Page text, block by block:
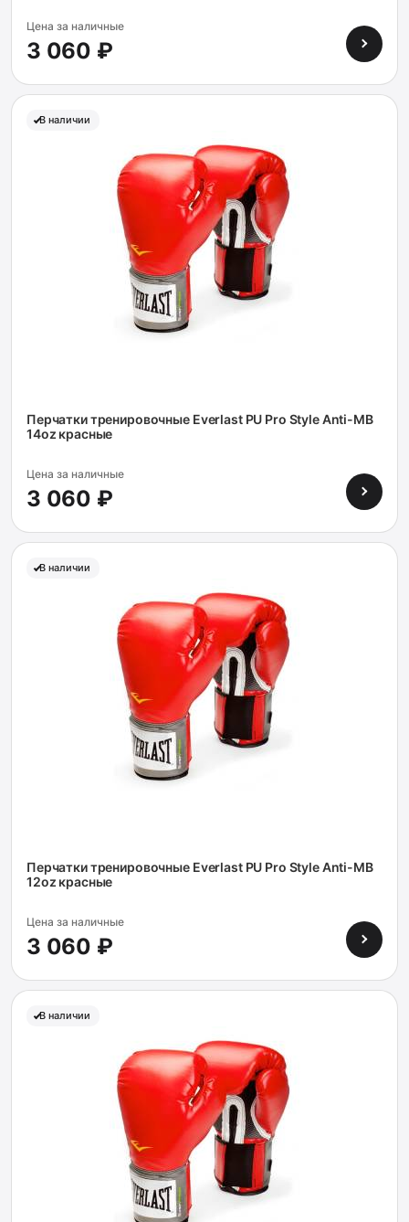
Цена за наличные
3 060 ₽
В наличии
Перчатки тренировочные Everlast PU Pro Style Anti-MB
14oz красные
Цена за наличные
3 060 ₽
В наличии
Перчатки тренировочные Everlast PU Pro Style Anti-MB
12oz красные
Цена за наличные
3 060 ₽
В наличии